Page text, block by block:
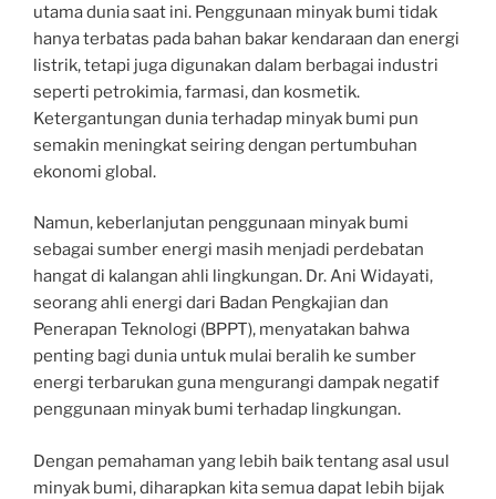
utama dunia saat ini. Penggunaan minyak bumi tidak
hanya terbatas pada bahan bakar kendaraan dan energi
listrik, tetapi juga digunakan dalam berbagai industri
seperti petrokimia, farmasi, dan kosmetik.
Ketergantungan dunia terhadap minyak bumi pun
semakin meningkat seiring dengan pertumbuhan
ekonomi global.
Namun, keberlanjutan penggunaan minyak bumi
sebagai sumber energi masih menjadi perdebatan
hangat di kalangan ahli lingkungan. Dr. Ani Widayati,
seorang ahli energi dari Badan Pengkajian dan
Penerapan Teknologi (BPPT), menyatakan bahwa
penting bagi dunia untuk mulai beralih ke sumber
energi terbarukan guna mengurangi dampak negatif
penggunaan minyak bumi terhadap lingkungan.
Dengan pemahaman yang lebih baik tentang asal usul
minyak bumi, diharapkan kita semua dapat lebih bijak